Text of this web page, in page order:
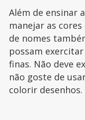
Além de ensinar
manejar as
de nomes
possam
finas. Não deve
não goste de
colorir desenhos.